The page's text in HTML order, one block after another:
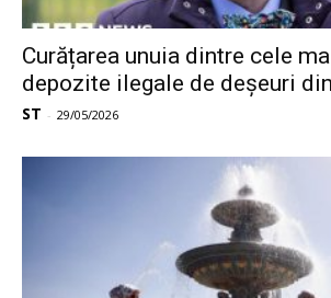
Curățarea unuia dintre cele
depozite ilegale de deșeuri
ST - 29/05/2026